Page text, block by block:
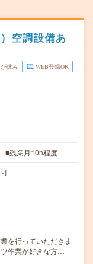
空調設備あ
休み WEB登録OK
■残業月10h程度
を行っていただきま
作業が好きな方…